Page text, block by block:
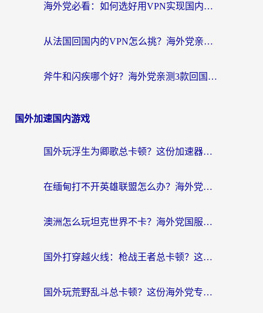
海外党必看：如何选好用VPN实现国内资源无缝访问？从越南到全球都适用
从法国回国内的VPN怎么挑？海外党亲测：稳定、多端、安全才是关键
斧牛和闪疾哪个好？海外党亲测3款回国加速器，教你选到不踩坑的那一款
国外加速国内游戏
国外玩浮生为卿歌总卡顿？这份加速器选择指南帮你找回丝滑体验
在缅甸打不开英雄联盟怎么办？海外党亲测有效的国服游戏加速指南
澳洲怎么玩坦克世界不卡？海外党国服游戏加速终极指南（附逆战奇妙碰碰车解决方案）
国外打穿越火线：枪战王者总卡顿？这篇加速器推荐下载指南帮你解决延迟难题
国外玩荒野乱斗总卡顿？这份海外党专属的国服游戏加速攻略请收好